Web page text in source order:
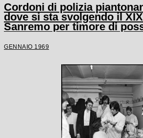
Cordoni di polizia
dove si sta svolgendo il
Sanremo per timore di
GENNAIO 1969